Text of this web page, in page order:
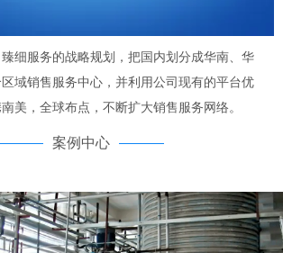
细服务的战略规划，把国内划分成华南、华
域销售服务中心，并利用公司现有的平台优
美，全球布点，不断扩大销售服务网络。
案例中心